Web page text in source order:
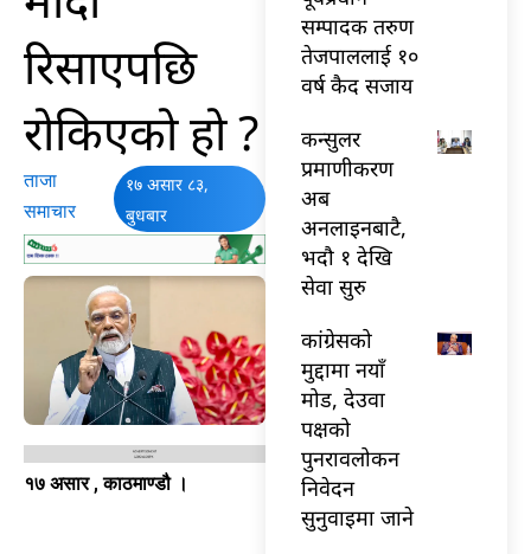
रिसाएपछि
रोकिएको हो ?
ताजा
समाचार
१७ असार ८३,
बुधबार
१७ असार , काठमाण्डौ ।
सम्पादक तरुण
तेजपाललाई १०
वर्ष कैद सजाय
कन्सुलर
प्रमाणीकरण
अब
अनलाइनबाटै,
भदौ १ देखि
सेवा सुरु
कांग्रेसको
मुद्दामा नयाँ
मोड, देउवा
पक्षको
पुनरावलोकन
निवेदन
सुनुवाइमा जाने